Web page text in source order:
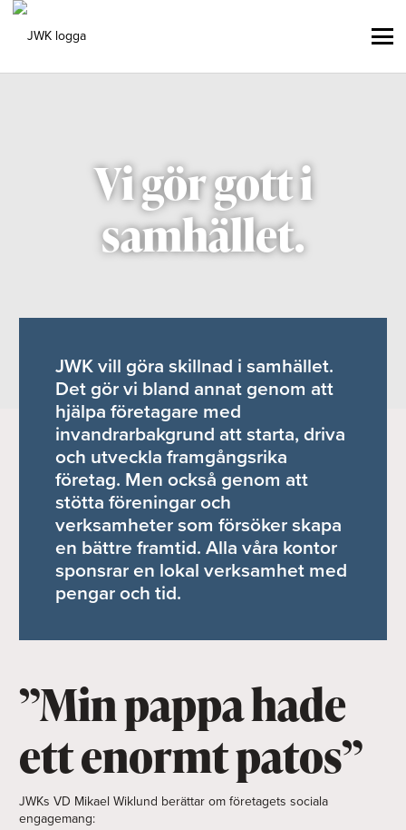
Vi gör gott i
samhället.
JWK vill göra skillnad i samhället.
Det gör vi bland annat genom att
hjälpa företagare med
invandrarbakgrund att starta, driva
och utveckla framgångsrika
företag. Men också genom att
stötta föreningar och
verksamheter som försöker skapa
en bättre framtid. Alla våra kontor
sponsrar en lokal verksamhet med
pengar och tid.
”Min pappa hade
ett enormt patos”
JWKs VD Mikael Wiklund berättar om företagets sociala
engagemang: